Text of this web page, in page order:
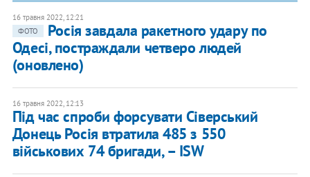
16 травня 2022, 12:21
ФОТО
Росія завдала ракетного удару по
Одесі, постраждали четверо людей
(оновлено)
16 травня 2022, 12:13
Під час спроби форсувати Сіверський
Донець Росія втратила 485 з 550
військових 74 бригади, – ISW